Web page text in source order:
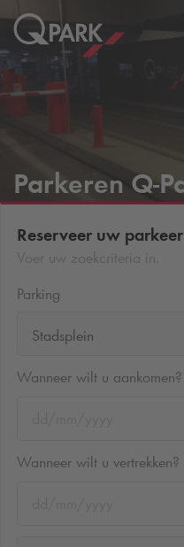
Parkeren Q-
Reserveer uw
Parking
Stadsplein
Wanneer wilt u aankomen?
Wanneer wilt u vertrekken?